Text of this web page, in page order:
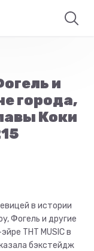
и
города,
Коки
в истории
Фогель и другие
ТНТ MUSIC в
бэкстейдж